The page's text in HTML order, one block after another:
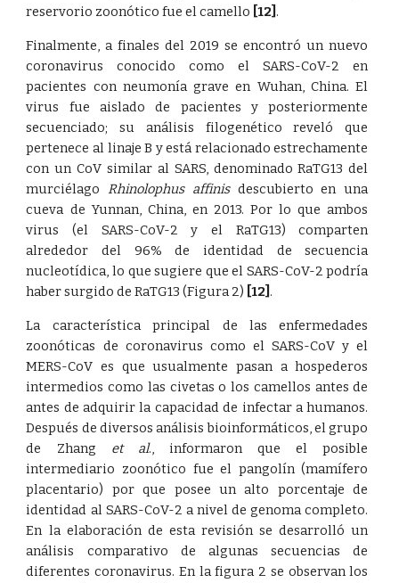
reservorio zoonótico fue el camello [12] .
Finalmente, a finales del 2019 se encontró un nuevo
coronavirus conocido como el SARS-CoV-2 en
pacientes con neumonía grave en Wuhan, China. El
virus fue aislado de pacientes y posteriormente
secuenciado; su análisis filogenético reveló que
pertenece al linaje B y está relacionado estrechamente
con un CoV similar al SARS, denominado RaTG13 del
murciélagoRhinolophus affinis descubierto en una
cueva de Yunnan, China, en 2013. Por lo que ambos
virus (el SARS-CoV-2 y el RaTG13) comparten
alrededor del 96% de identidad de secuencia
nucleotídica, lo que sugiere que el SARS-CoV-2 podría
haber surgido de RaTG13 (Figura 2) [12] .
La característica principal de las enfermedades
zoonóticas de coronavirus como el SARS-CoV y el
MERS-CoV es que usualmente pasan a hospederos
intermedios como las civetas o los camellos antes de
antes de adquirir la capacidad de infectar a humanos.
Después de diversos análisis bioinformáticos, el grupo
de Zhang et al., informaron que el posible
intermediario zoonótico fue el pangolín (mamífero
placentario) por que posee un alto porcentaje de
identidad al SARS-CoV-2 a nivel de genoma completo.
En la elaboración de esta revisión se desarrolló un
análisis comparativo de algunas secuencias de
diferentes coronavirus. En la figura 2 se observan los